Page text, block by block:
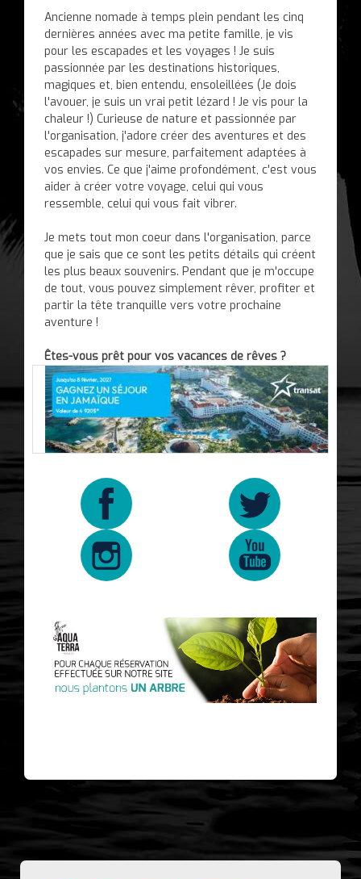
Ancienne nomade à temps plein pendant les cinq
dernières années avec ma petite famille, je vis
pour les escapades et les voyages ! Je suis
passionnée par les destinations historiques,
magiques et, bien entendu, ensoleillées (Je dois
l'avouer, je suis un vrai petit lézard ! Je vis pour la
chaleur !) Curieuse de nature et passionnée par
l'organisation, j'adore créer des aventures et des
escapades sur mesure, parfaitement adaptées à
vos envies. Ce que j'aime profondément, c'est vous
aider à créer votre voyage, celui qui vous
ressemble, celui qui vous fait vibrer.
Je mets tout mon coeur dans l'organisation, parce
que je sais que ce sont les petits détails qui créent
les plus beaux souvenirs. Pendant que je m'occupe
de tout, vous pouvez simplement rêver, profiter et
partir la tête tranquille vers votre prochaine
aventure !
Êtes-vous prêt pour vos vacances de rêves ?